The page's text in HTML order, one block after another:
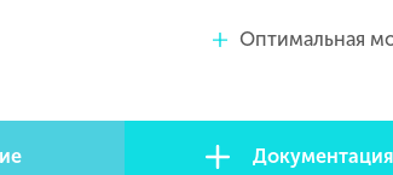
Оптимальная
Документация